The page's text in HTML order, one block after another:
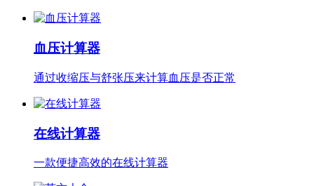
血压计算器
通过收缩压与舒张压来计算血压是否正常
在线计算器
一款便捷高效的在线计算器